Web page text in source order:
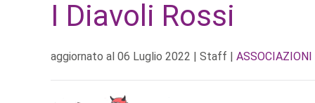
I Diavoli Rossi
aggiornato al 06 Luglio 2022 | Staff | ASSOCIAZIONI